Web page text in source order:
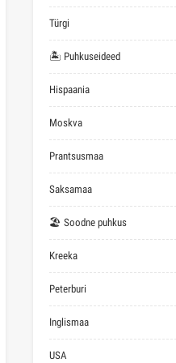
Türgi
🏝 Puhkuseideed
Hispaania
Moskva
Prantsusmaa
Saksamaa
🏖 Soodne puhkus
Kreeka
Peterburi
Inglismaa
USA